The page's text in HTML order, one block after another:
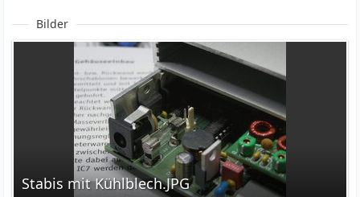
Bilder
Stabis mit Kühlblech.JPG